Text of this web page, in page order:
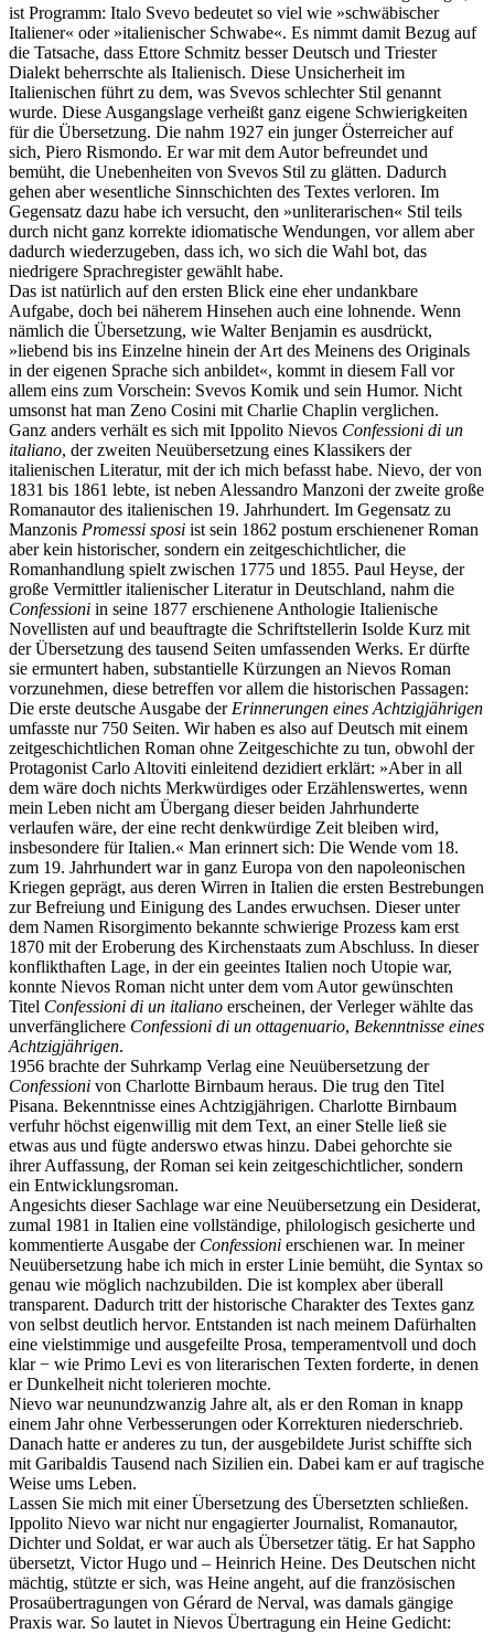
ist Programm: Italo Svevo bedeutet so viel wie »schwäbischer
Italiener« oder »italienischer Schwabe«. Es nimmt damit Bezug auf
die Tatsache, dass Ettore Schmitz besser Deutsch und Triester
Dialekt beherrschte als Italienisch. Diese Unsicherheit im
Italienischen führt zu dem, was Svevos schlechter Stil genannt
wurde. Diese Ausgangslage verheißt ganz eigene Schwierigkeiten
für die Übersetzung. Die nahm 1927 ein junger Österreicher auf
sich, Piero Rismondo. Er war mit dem Autor befreundet und
bemüht, die Unebenheiten von Svevos Stil zu glätten. Dadurch
gehen aber wesentliche Sinnschichten des Textes verloren. Im
Gegensatz dazu habe ich versucht, den »unliterarischen« Stil teils
durch nicht ganz korrekte idiomatische Wendungen, vor allem aber
dadurch wiederzugeben, dass ich, wo sich die Wahl bot, das
niedrigere Sprachregister gewählt habe.
Das ist natürlich auf den ersten Blick eine eher undankbare
Aufgabe, doch bei näherem Hinsehen auch eine lohnende. Wenn
nämlich die Übersetzung, wie Walter Benjamin es ausdrückt,
»liebend bis ins Einzelne hinein der Art des Meinens des Originals
in der eigenen Sprache sich anbildet«, kommt in diesem Fall vor
allem eins zum Vorschein: Svevos Komik und sein Humor. Nicht
umsonst hat man Zeno Cosini mit Charlie Chaplin verglichen.
Ganz anders verhält es sich mit Ippolito Nievos Confessioni di un
italiano, der zweiten Neuübersetzung eines Klassikers der
italienischen Literatur, mit der ich mich befasst habe. Nievo, der von
1831 bis 1861 lebte, ist neben Alessandro Manzoni der zweite große
Romanautor des italienischen 19. Jahrhundert. Im Gegensatz zu
Manzonis Promessi sposi ist sein 1862 postum erschienener Roman
aber kein historischer, sondern ein zeitgeschichtlicher, die
Romanhandlung spielt zwischen 1775 und 1855. Paul Heyse, der
große Vermittler italienischer Literatur in Deutschland, nahm die
Confessioni in seine 1877 erschienene Anthologie Italienische
Novellisten auf und beauftragte die Schriftstellerin Isolde Kurz mit
der Übersetzung des tausend Seiten umfassenden Werks. Er dürfte
sie ermuntert haben, substantielle Kürzungen an Nievos Roman
vorzunehmen, diese betreffen vor allem die historischen Passagen:
Die erste deutsche Ausgabe derErinnerungen eines Achtzigjährigen
umfasste nur 750 Seiten. Wir haben es also auf Deutsch mit einem
zeitgeschichtlichen Roman ohne Zeitgeschichte zu tun, obwohl der
Protagonist Carlo Altoviti einleitend dezidiert erklärt: »Aber in all
dem wäre doch nichts Merkwürdiges oder Erzählenswertes, wenn
mein Leben nicht am Übergang dieser beiden Jahrhunderte
verlaufen wäre, der eine recht denkwürdige Zeit bleiben wird,
insbesondere für Italien.« Man erinnert sich: Die Wende vom 18.
zum 19. Jahrhundert war in ganz Europa von den napoleonischen
Kriegen geprägt, aus deren Wirren in Italien die ersten Bestrebungen
zur Befreiung und Einigung des Landes erwuchsen. Dieser unter
dem Namen Risorgimento bekannte schwierige Prozess kam erst
1870 mit der Eroberung des Kirchenstaats zum Abschluss. In dieser
konflikthaften Lage, in der ein geeintes Italien noch Utopie war,
konnte Nievos Roman nicht unter dem vom Autor gewünschten
Titel Confessioni di un italiano erscheinen, der Verleger wählte das
unverfänglichere Confessioni di un ottagenuario, Bekenntnisse eines
Achtzigjährigen.
1956 brachte der Suhrkamp Verlag eine Neuübersetzung der
Confessioni von Charlotte Birnbaum heraus. Die trug den Titel
Pisana. Bekenntnisse eines Achtzigjährigen. Charlotte Birnbaum
verfuhr höchst eigenwillig mit dem Text, an einer Stelle ließ sie
etwas aus und fügte anderswo etwas hinzu. Dabei gehorchte sie
ihrer Auffassung, der Roman sei kein zeitgeschichtlicher, sondern
ein Entwicklungsroman.
Angesichts dieser Sachlage war eine Neuübersetzung ein Desiderat,
zumal 1981 in Italien eine vollständige, philologisch gesicherte und
kommentierte Ausgabe der Confessioni erschienen war. In meiner
Neuübersetzung habe ich mich in erster Linie bemüht, die Syntax so
genau wie möglich nachzubilden. Die ist komplex aber überall
transparent. Dadurch tritt der historische Charakter des Textes ganz
von selbst deutlich hervor. Entstanden ist nach meinem Dafürhalten
eine vielstimmige und ausgefeilte Prosa, temperamentvoll und doch
klar − wie Primo Levi es von literarischen Texten forderte, in denen
er Dunkelheit nicht tolerieren mochte.
Nievo war neunundzwanzig Jahre alt, als er den Roman in knapp
einem Jahr ohne Verbesserungen oder Korrekturen niederschrieb.
Danach hatte er anderes zu tun, der ausgebildete Jurist schiffte sich
mit Garibaldis Tausend nach Sizilien ein. Dabei kam er auf tragische
Weise ums Leben.
Lassen Sie mich mit einer Übersetzung des Übersetzten schließen.
Ippolito Nievo war nicht nur engagierter Journalist, Romanautor,
Dichter und Soldat, er war auch als Übersetzer tätig. Er hat Sappho
übersetzt, Victor Hugo und – Heinrich Heine. Des Deutschen nicht
mächtig, stützte er sich, was Heine angeht, auf die französischen
Prosaübertragungen von Gérard de Nerval, was damals gängige
Praxis war. So lautet in Nievos Übertragung ein Heine Gedicht: